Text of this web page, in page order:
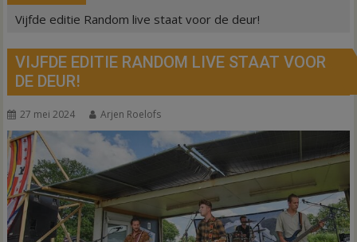
Vijfde editie Random live staat voor de deur!
VIJFDE EDITIE RANDOM LIVE STAAT VOOR
DE DEUR!
27 mei 2024 Arjen Roelofs